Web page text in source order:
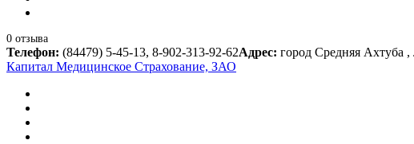
0 отзыва
Телефон: (84479) 5-45-13, 8-902-313-92-62Адрес: город Средняя Ахтуба
Капитал Медицинское Страхование, ЗАО